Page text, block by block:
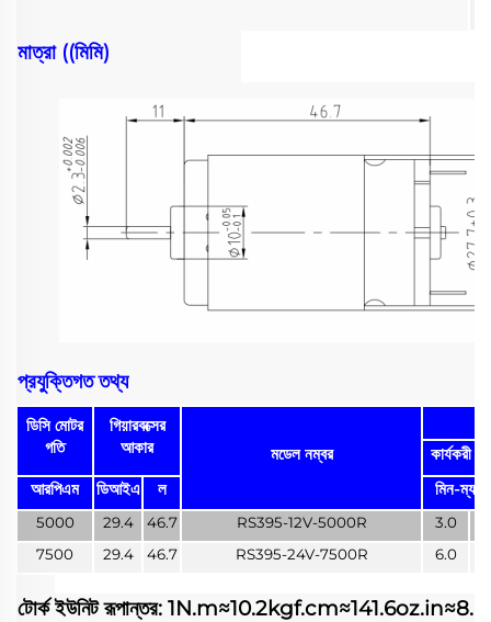
মাত্রা ((মিমি)
প্রযুক্তিগত তথ্য
ডিসি মোটর
গতি
গিয়ারবক্সের
আকার
মডেল নম্বর
কার্যকরী
আরপিএম
ডিআইএ ল মিন-
5000 29.4 46.7 RS395-12V-5000R 3.0
7500
29.4 46.7 RS395-24V-7500R 6.0
টোর্ক ইউনিট রূপান্তর: